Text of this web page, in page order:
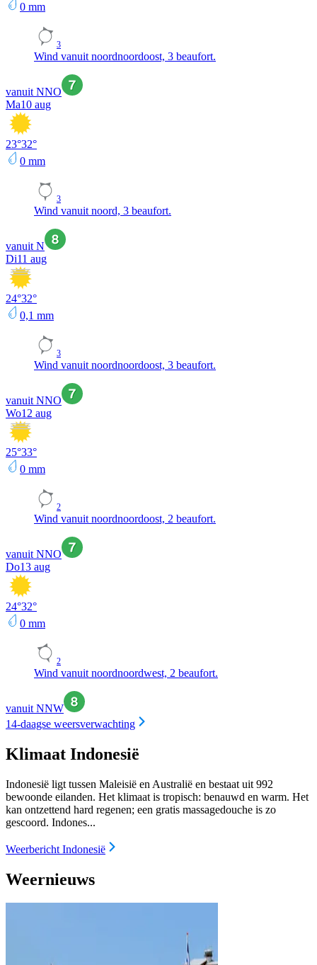
0 mm
3
Wind vanuit noordnoordoost, 3 beaufort.
vanuit NNO
Ma10 aug
23°32°
0 mm
3
Wind vanuit noord, 3 beaufort.
vanuit N
Di11 aug
24°32°
0,1 mm
3
Wind vanuit noordnoordoost, 3 beaufort.
vanuit NNO
Wo12 aug
25°33°
0 mm
2
Wind vanuit noordnoordoost, 2 beaufort.
vanuit NNO
Do13 aug
24°32°
0 mm
2
Wind vanuit noordnoordwest, 2 beaufort.
vanuit NNW
14-daagse weersverwachting
Klimaat Indonesië
Indonesië ligt tussen Maleisië en Australië en bestaat uit 992
bewoonde eilanden. Het klimaat is tropisch: benauwd en warm. Het
kan ontzettend hard regenen; een gratis massagedouche is zo
gescoord. Indones...
Weerbericht Indonesië
Weernieuws